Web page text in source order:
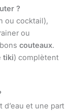
?
ou cocktail),
ou
couteaux.
tiki) complètent
d’eau et une part